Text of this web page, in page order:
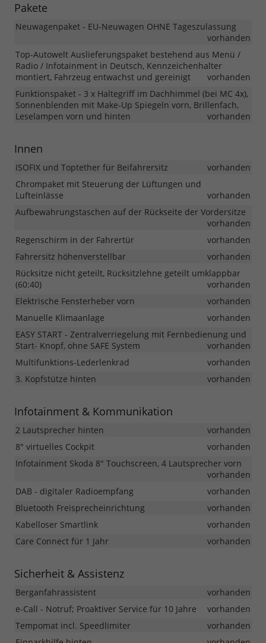
Pakete
Neuwagenpaket - EU-Neuwagen OHNE Tageszulassung
vorhanden
Top-Autowelt Auslieferungspaket bestehend aus Menü /
Radio / Infotainment in Deutsch, Kennzeichenhalter
montiert, Fahrzeug entwachst und gereinigt
vorhanden
Funktionspaket - 3 x Haltegriff im Dachhimmel (bei MC 4x),
Sonnenblenden mit Make-Up Spiegeln vorn, Brillenfach,
Leselampen vorn und hinten
vorhanden
Innen
ISOFIX und Toptether für Beifahrersitz
vorhanden
Chrompaket mit Steuerung der Lüftungen und
Lufteinlässe
vorhanden
Aufbewahrungstaschen auf der Rückseite der Vordersitze
vorhanden
Regenschirm in der Fahrertür
vorhanden
Fahrersitz höhenverstellbar
vorhanden
Rücksitze nicht geteilt, Rücksitzlehne geteilt umklappbar
(60:40)
vorhanden
Elektrische Fensterheber vorn
vorhanden
Manuelle Klimaanlage
vorhanden
EASY START - Zentralverriegelung mit Fernbedienung und
Start- Knopf, ohne SAFE System
vorhanden
Multifunktions-Lederlenkrad
vorhanden
3. Kopfstütze hinten
vorhanden
Infotainment & Kommunikation
2 Lautsprecher hinten
vorhanden
8" virtuelles Cockpit
vorhanden
Infotainment Skoda 8" Touchscreen, 4 Lautsprecher vorn
vorhanden
DAB - digitaler Radioempfang
vorhanden
Bluetooth Freisprecheinrichtung
vorhanden
Kabelloser Smartlink
vorhanden
Care Connect für 1 Jahr
vorhanden
Sicherheit & Assistenz
Berganfahrassistent
vorhanden
e-Call - Notruf; Proaktiver Service für 10 Jahre
vorhanden
Tempomat incl. Speedlimiter
vorhanden